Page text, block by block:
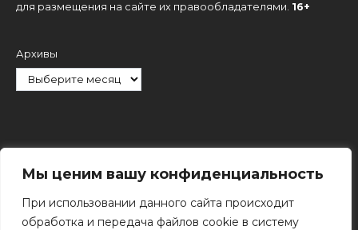
Мы ценим вашу конфиденциальность
При использовании данного сайта происходит
обработка и передача файлов cookie в систему
для размещения на сайте их правообладателями. 16+
Архивы